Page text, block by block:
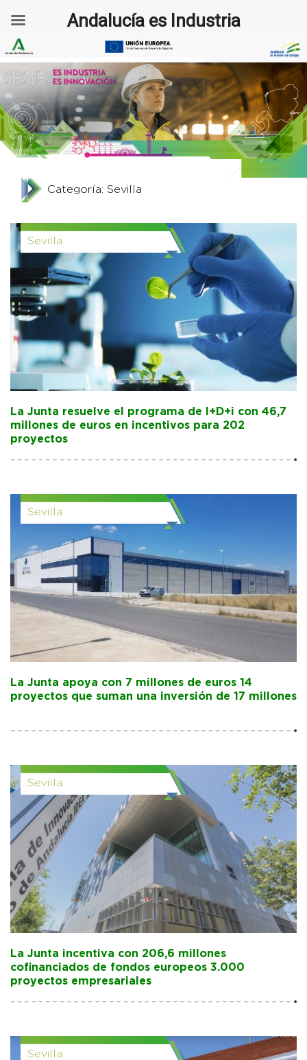
Categoría: Sevilla
Sevilla
La Junta resuelve el programa de I+D+i con 46,7
millones de euros en incentivos para 202
proyectos
Sevilla
La Junta apoya con 7 millones de euros 14
proyectos que suman una inversión de 17 millones
Sevilla
La Junta incentiva con 206,6 millones
cofinanciados de fondos europeos 3.000
proyectos empresariales
Sevilla
Andalucía es Industria